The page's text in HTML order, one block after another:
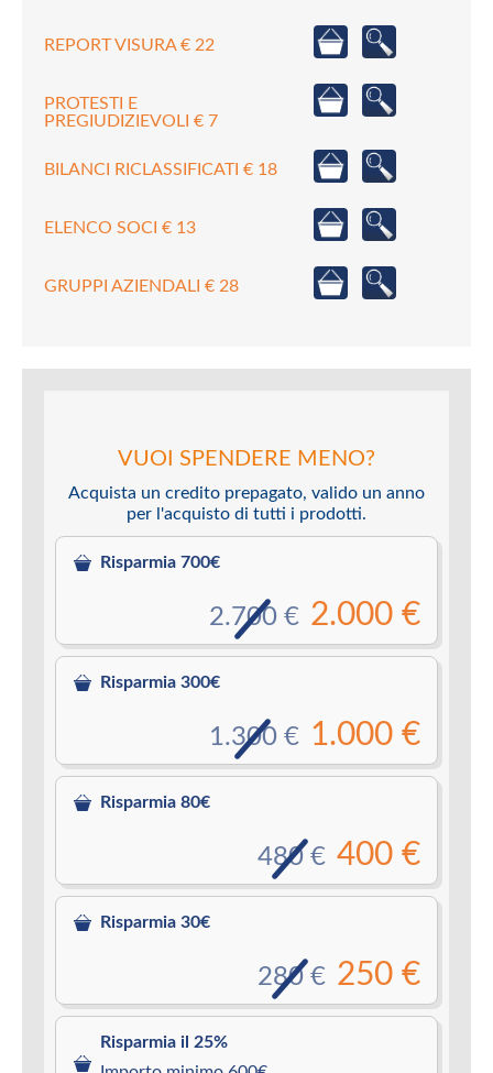
REPORT VISURA € 22
PROTESTI E
PREGIUDIZIEVOLI € 7
BILANCI RICLASSIFICATI € 18
ELENCO SOCI € 13
GRUPPI AZIENDALI € 28
VUOI SPENDERE MENO?
Acquista un credito prepagato, valido un anno
per l'acquisto di tutti i prodotti.
Risparmia 700€
2.000 €
2.700 €
Risparmia 300€
1.000 €
1.300 €
Risparmia 80€
400 €
480 €
Risparmia 30€
250 €
280 €
Risparmia il 25%